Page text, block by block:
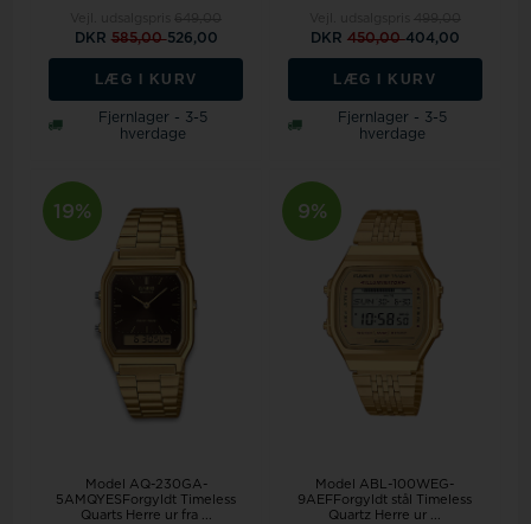
DKR 585,00526,00
LÆG I KURV
Fjernlager - 3-5
hverdage
DKR 450,00404,00
LÆG I KURV
Fjernlager - 3-5
hverdage
19%
Model AQ-230GA-
5AMQYESForgyldt Timeless
Quarts Herre ur fra ...
9%
Model ABL-100WEG-
9AEFForgyldt stål Timeless
Quartz Herre ur ...